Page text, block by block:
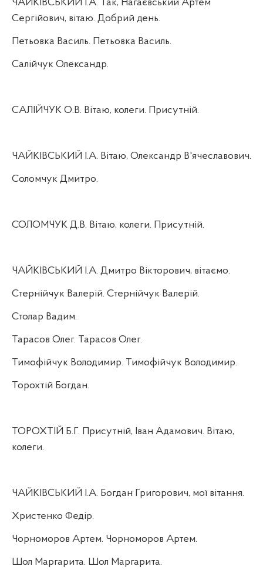
ЧАЙКІВСЬКИЙ І.А. Так, Нагаєвський Артем
Сергійович, вітаю. Добрий день.
Петьовка Василь. Петьовка Василь.
Салійчук Олександр.
САЛІЙЧУК О.В. Вітаю, колеги. Присутній.
ЧАЙКІВСЬКИЙ І.А. Вітаю, Олександр В'ячеславович.
Соломчук Дмитро.
СОЛОМЧУК Д.В. Вітаю, колеги. Присутній.
ЧАЙКІВСЬКИЙ І.А. Дмитро Вікторович, вітаємо.
Стернійчук Валерій. Стернійчук Валерій.
Столар Вадим.
Тарасов Олег. Тарасов Олег.
Тимофійчук Володимир. Тимофійчук Володимир.
Торохтій Богдан.
ТОРОХТІЙ Б.Г. Присутній, Іван Адамович. Вітаю,
колеги.
ЧАЙКІВСЬКИЙ І.А. Богдан Григорович, мої вітання.
Христенко Федір.
Чорноморов Артем. Чорноморов Артем.
Шол Маргарита. Шол Маргарита.